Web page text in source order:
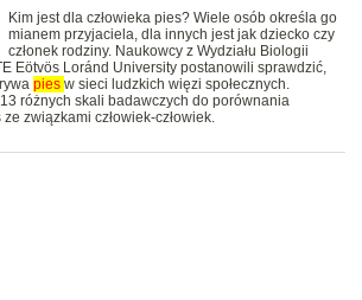
Kim jest dla człowieka pies? Wiele osób określa go
mianem przyjaciela, dla innych jest jak dziecko czy
członek rodziny. Naukowcy z Wydziału Biologii
Eötvös Loránd University postanowili sprawdzić,
pies w sieci ludzkich więzi społecznych.
różnych skali badawczych do porównania
związkami człowiek-człowiek.